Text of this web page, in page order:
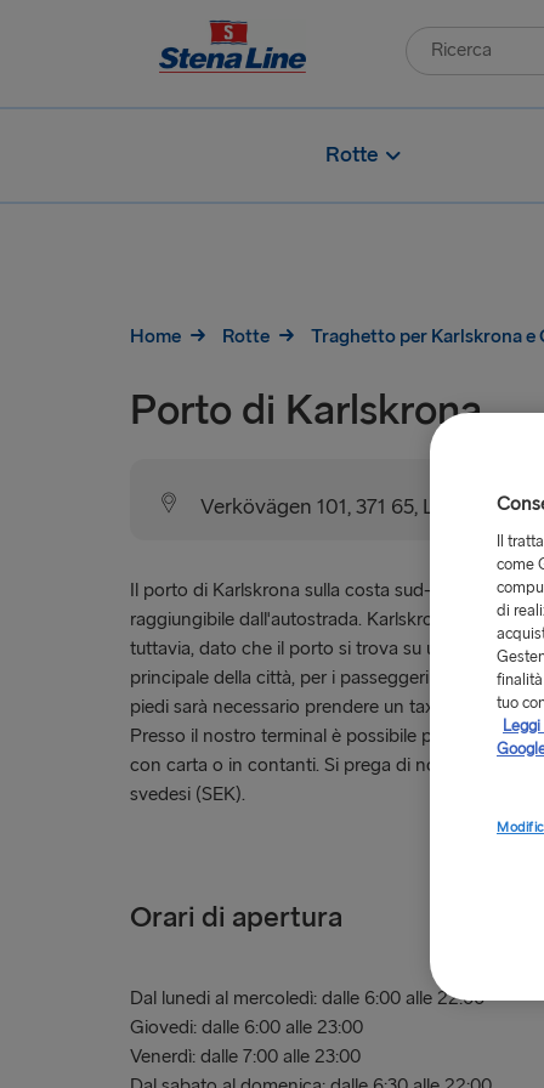
Rotte
Home Rotte Traghetto per Karlskrona e
Porto di Karlskrona
Verkövägen 101, 371 65, Lyckeby,
Il porto di Karlskrona sulla costa sud-orientale
raggiungibile dall'autostrada. Karlskrona ha ottimi
tuttavia, dato che il porto si trova su un'isola
principale della città, per i passeggeri che
piedi sarà necessario prendere un taxi o un
Presso il nostro terminal è possibile pagare
con carta o in contanti. Si prega di notare che
svedesi (SEK).
Orari di apertura
Dal lunedi al mercoledì: dalle 6:00 alle 22:00
Giovedi: dalle 6:00 alle 23:00
Venerdì: dalle 7:00 alle 23:00
Il
come
di
tuo